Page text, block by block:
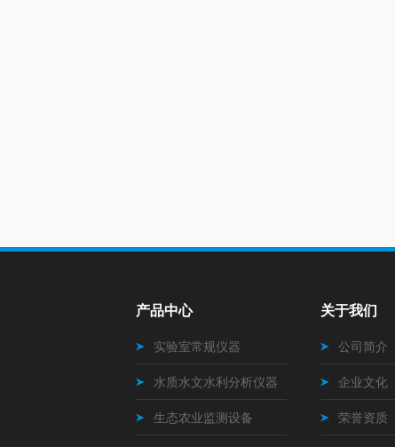
产品中心
实验室常规仪器
水质水文水利分析仪器
生态农业监测设备
关于我们
公司简介
企业文化
荣誉资质